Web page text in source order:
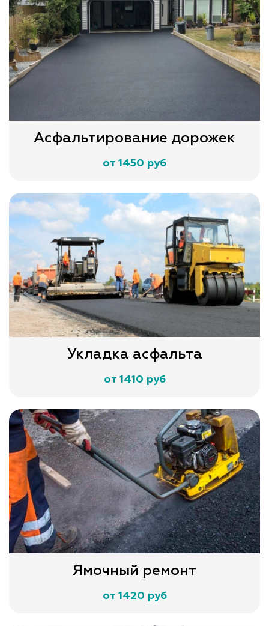
Асфальтирование дорожек
от 1450 руб
Укладка асфальта
от 1410 руб
Ямочный ремонт
от 1420 руб